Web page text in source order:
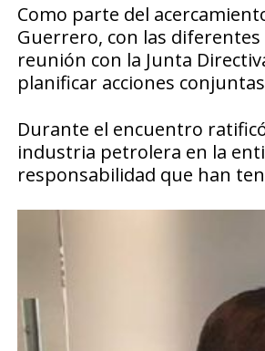
Como parte del
Guerrero, con las
reunión con la Junta
planificar acciones
Durante el encuentro
industria petrolera en la
responsabilidad que han